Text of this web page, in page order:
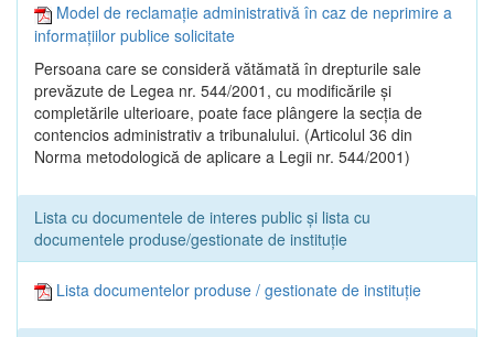
Model de reclamație administrativă în caz de neprimire a
informațiilor publice solicitate
Persoana care se consideră vătămată în drepturile sale
prevăzute de Legea nr. 544/2001, cu modificările şi
completările ulterioare, poate face plângere la secţia de
contencios administrativ a tribunalului. (Articolul 36 din
Norma metodologică de aplicare a Legii nr. 544/2001)
Lista cu documentele de interes public și lista cu
documentele produse/gestionate de instituție
Lista documentelor produse / gestionate de instituție